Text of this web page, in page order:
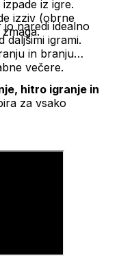
iz igre.
izziv (obrne
naredi idealno
igrami.
in branju
večere.
hitro igranje in
za vsako